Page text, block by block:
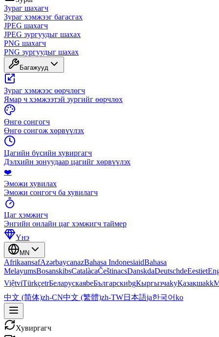
Зураг шахагч
Зураг хэмжээг багасгах
JPEG шахагч
JPEG зургуудыг шахах
PNG шахагч
PNG зургуудыг шахах
Багажууд
Зураг хэмжээс өөрчлөгч
Ямар ч хэмжээтэй зургийг өөрчлөх
Өнгө сонгогч
Өнгө сонгож хөрвүүлэх
Цагийн бүсийн хувиргагч
Дэлхийн зонуудаар цагийг хөрвүүлэх
❤️
Эможи хувилах
Эможи сонгогч ба хувилагч
Цаг хэмжигч
Энгийн онлайн цаг хэмжигч таймер
Үнэ
MN
AfrikaansafAzərbaycanazBahasa IndonesiaidBahasa
MelayumsBosanskibsCatalàcaČeštinacsDanskdaDeutschdeEestiet
ViệtviTürkçetrБеларускаяbeБългарскиbgКыргызчаkyҚазақшаkk
中文 (简体)zh-CN中文 (繁體)zh-TW日本語ja한국어ko
Хувиргагч